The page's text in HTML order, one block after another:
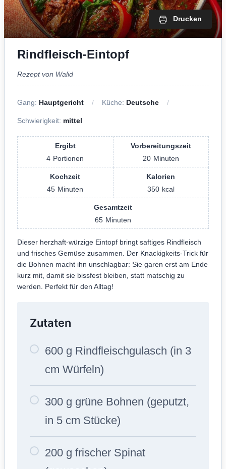
Drucken
Rindfleisch-Eintopf
Rezept von Walid
Gang: Hauptgericht Küche: Deutsche
Schwierigkeit: mittel
Ergibt
4 Portionen
Vorbereitungszeit
20 Minuten
Kochzeit
45 Minuten
Kalorien
350 kcal
Gesamtzeit
65 Minuten
Dieser herzhaft-würzige Eintopf bringt saftiges Rindfleisch
und frisches Gemüse zusammen. Der Knackigkeits-Trick für
die Bohnen macht ihn unschlagbar: Sie garen erst am Ende
kurz mit, damit sie bissfest bleiben, statt matschig zu
werden. Perfekt für den Alltag!
Zutaten
600 g Rindfleischgulasch (in 3
cm Würfeln)
300 g grüne Bohnen (geputzt,
in 5 cm Stücke)
200 g frischer Spinat